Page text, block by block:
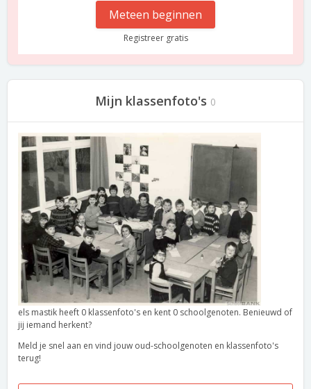
Meteen beginnen
Registreer gratis
Mijn klassenfoto's 0
els mastik heeft 0 klassenfoto's en kent 0 schoolgenoten. Benieuwd of
jij iemand herkent?
Meld je snel aan en vind jouw oud-schoolgenoten en klassenfoto's
terug!